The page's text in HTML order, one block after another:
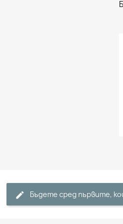
Бъдете сред първите,